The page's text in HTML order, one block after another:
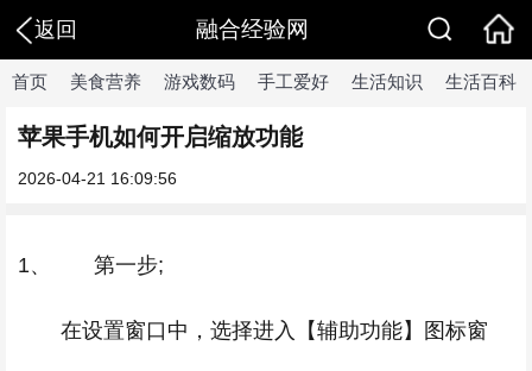
返回 融合经验网
首页 美食营养 游戏数码 手工爱好 生活知识 生活百科
苹果手机如何开启缩放功能
2026-04-21 16:09:56
1、 第一步;
在设置窗口中，选择进入【辅助功能】图标窗